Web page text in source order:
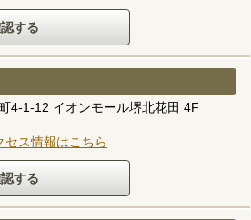
4-1-12 イオンモール堺北花田 4F
ス情報はこちら